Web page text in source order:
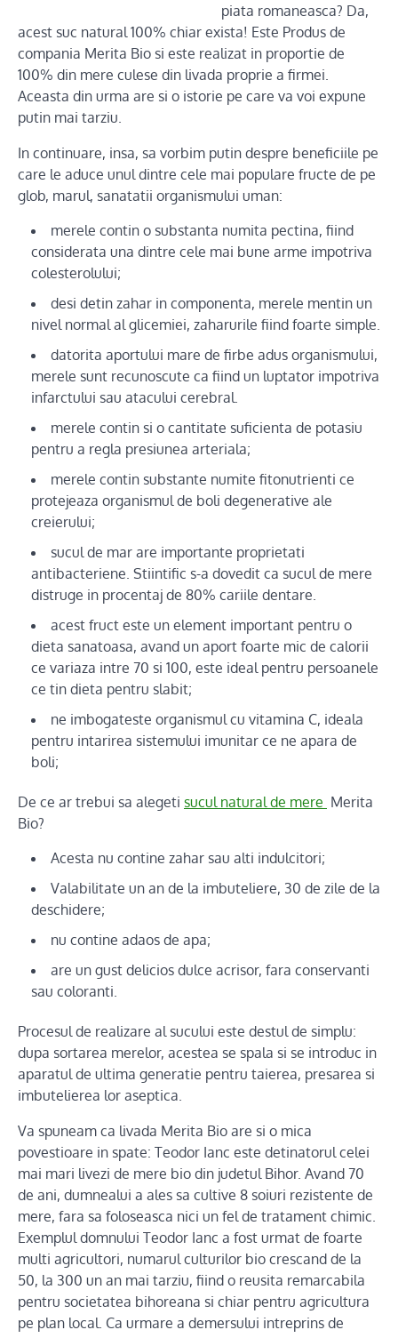
piata romaneasca? Da,
acest suc natural 100% chiar exista! Este Produs de
compania Merita Bio si este realizat in proportie de
100% din mere culese din livada proprie a firmei.
Aceasta din urma are si o istorie pe care va voi expune
putin mai tarziu.
In continuare, insa, sa vorbim putin despre beneficiile pe
care le aduce unul dintre cele mai populare fructe de pe
glob, marul, sanatatii organismului uman:
merele contin o substanta numita pectina, fiind
considerata una dintre cele mai bune arme impotriva
colesterolului;
desi detin zahar in componenta, merele mentin un
nivel normal al glicemiei, zaharurile fiind foarte simple.
datorita aportului mare de firbe adus organismului,
merele sunt recunoscute ca fiind un luptator impotriva
infarctului sau atacului cerebral.
merele contin si o cantitate suficienta de potasiu
pentru a regla presiunea arteriala;
merele contin substante numite fitonutrienti ce
protejeaza organismul de boli degenerative ale
creierului;
sucul de mar are importante proprietati
antibacteriene. Stiintific s-a dovedit ca sucul de mere
distruge in procentaj de 80% cariile dentare.
acest fruct este un element important pentru o
dieta sanatoasa, avand un aport foarte mic de calorii
ce variaza intre 70 si 100, este ideal pentru persoanele
ce tin dieta pentru slabit;
ne imbogateste organismul cu vitamina C, ideala
pentru intarirea sistemului imunitar ce ne apara de
boli;
De ce ar trebui sa alegeti sucul natural de mere Merita
Bio?
Acesta nu contine zahar sau alti indulcitori;
Valabilitate un an de la imbuteliere, 30 de zile de la
deschidere;
nu contine adaos de apa;
are un gust delicios dulce acrisor, fara conservanti
sau coloranti.
Procesul de realizare al sucului este destul de simplu:
dupa sortarea merelor, acestea se spala si se introduc in
aparatul de ultima generatie pentru taierea, presarea si
imbutelierea lor aseptica.
Va spuneam ca livada Merita Bio are si o mica
povestioare in spate: Teodor Ianc este detinatorul celei
mai mari livezi de mere bio din judetul Bihor. Avand 70
de ani, dumnealui a ales sa cultive 8 soiuri rezistente de
mere, fara sa foloseasca nici un fel de tratament chimic.
Exemplul domnului Teodor Ianc a fost urmat de foarte
multi agricultori, numarul culturilor bio crescand de la
50, la 300 un an mai tarziu, fiind o reusita remarcabila
pentru societatea bihoreana si chiar pentru agricultura
pe plan local. Ca urmare a demersului intreprins de